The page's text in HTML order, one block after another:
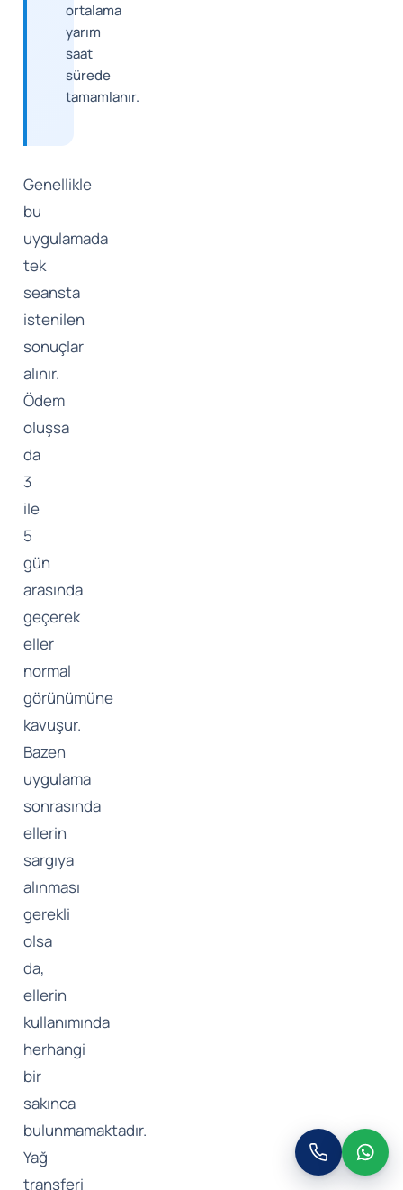
ortalama
yarım
saat
sürede
tamamlanır.
Genellikle
bu
uygulamada
tek
seansta
istenilen
sonuçlar
alınır.
Ödem
oluşsa
da
3
ile
5
gün
arasında
geçerek
eller
normal
görünümüne
kavuşur.
Bazen
uygulama
sonrasında
ellerin
sargıya
alınması
gerekli
olsa
da,
ellerin
kullanımında
herhangi
bir
sakınca
bulunmamaktadır.
Yağ
transferi